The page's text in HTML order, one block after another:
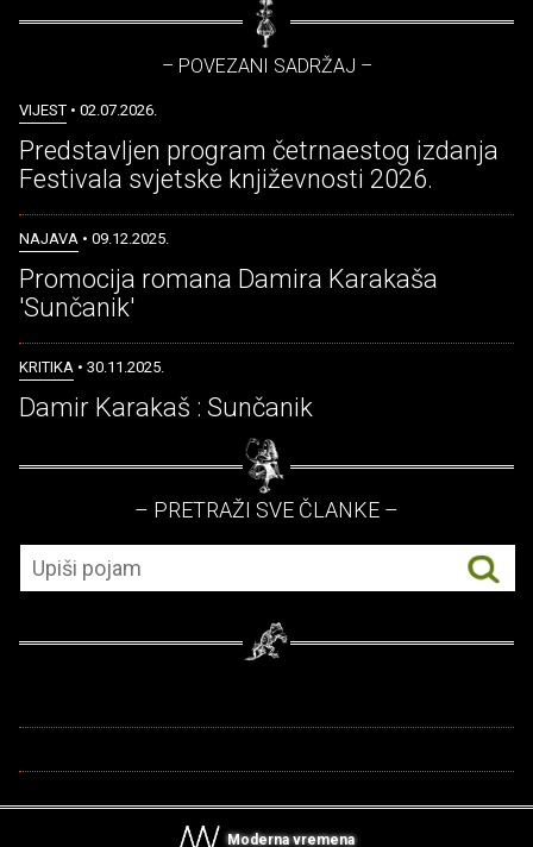
– POVEZANI SADRŽAJ –
VIJEST • 02.07.2026.
Predstavljen program četrnaestog izdanja
Festivala svjetske književnosti 2026.
NAJAVA • 09.12.2025.
Promocija romana Damira Karakaša
'Sunčanik'
KRITIKA • 30.11.2025.
Damir Karakaš : Sunčanik
– PRETRAŽI SVE ČLANKE –
Moderna vremena